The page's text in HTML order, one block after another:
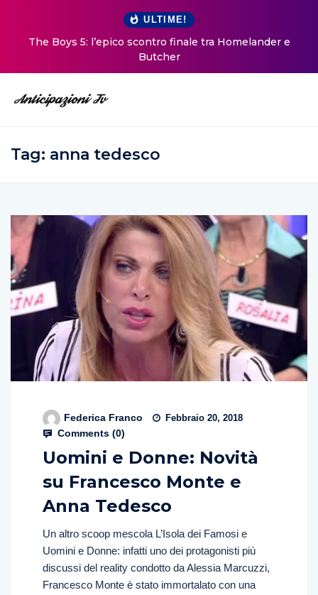
ULTIME!
The Boys 5: l’epico scontro finale tra Homelander e
Butcher
Tag: anna tedesco
Federica Franco Febbraio 20, 2018
Comments (0)
Uomini e Donne: Novità
su Francesco Monte e
Anna Tedesco
Un altro scoop mescola L’Isola dei Famosi e
Uomini e Donne: infatti uno dei protagonisti più
discussi del reality condotto da Alessia Marcuzzi,
Francesco Monte è stato immortalato con una